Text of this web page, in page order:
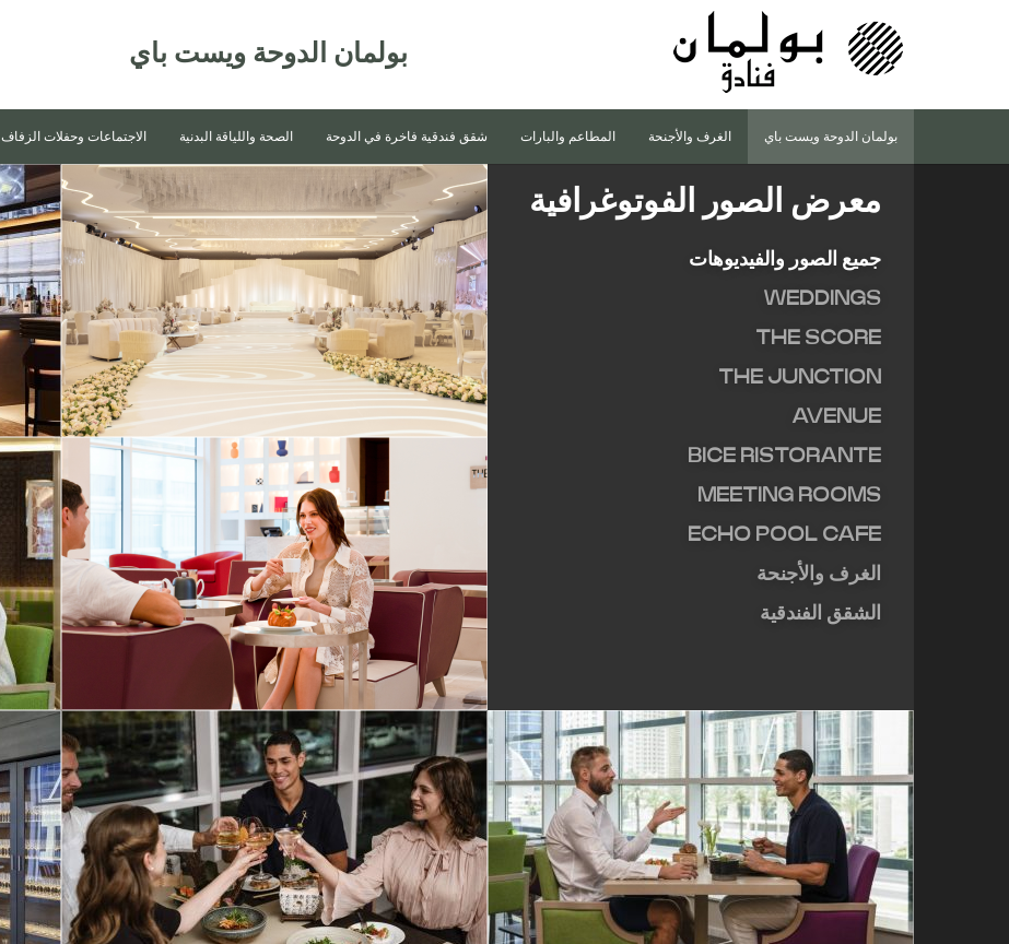
بولمان الدوحة ويست باي
بولمان الدوحة ويست باي الغرف والأجنحة المطاعم والبارات شقق فندقية فاخرة في الدوحة الصحة واللياقة البدنية الاجتماعات وحفلات الزفاف
معرض الصور الفوتوغرافية
جميع الصور والفيديوهات
WEDDINGS
THE SCORE
THE JUNCTION
AVENUE
BICE RISTORANTE
MEETING ROOMS
ECHO POOL CAFE
الغرف والأجنحة
الشقق الفندقية